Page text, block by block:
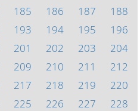
185 186 187
188
193 194 195
196
201 202 203
204
209 210 211
212
217 218 219
220
225 226 227
228